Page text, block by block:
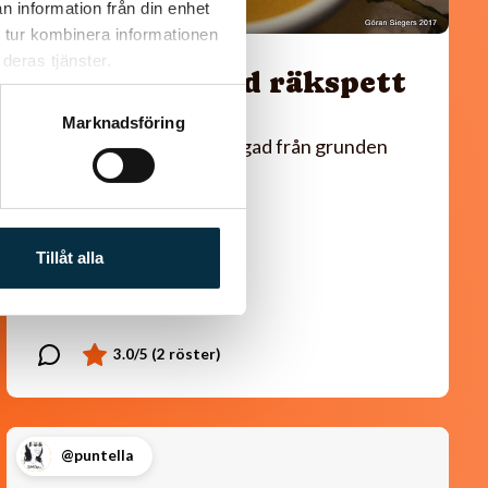
information från din enhet
kombinera informationen
tjänster.
Marknadsföring
Tillåt alla
Räksoppa med räkspett
En lyxig god räksoppa, lagad från grunden
@puntella